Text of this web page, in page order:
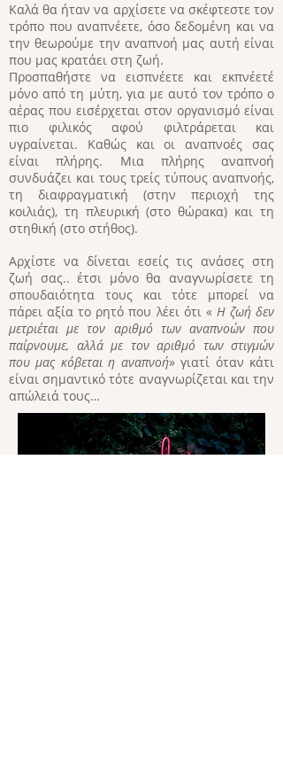
Καλά θα ήταν να αρχίσετε να σκέφτεστε τον
τρόπο που αναπνέετε, όσο δεδομένη και να
την θεωρούμε την αναπνοή μας αυτή είναι
που μας κρατάει στη ζωή.
Προσπαθήστε να εισπνέετε και εκπνέετέ
μόνο από τη μύτη, για με αυτό τον τρόπο ο
αέρας που εισέρχεται στον οργανισμό είναι
πιο φιλικός αφού φιλτράρεται και
υγραίνεται. Καθώς και οι αναπνοές σας
είναι πλήρης. Μια πλήρης αναπνοή
συνδυάζει και τους τρείς τύπους αναπνοής,
τη διαφραγματική (στην περιοχή της
κοιλιάς), τη πλευρική (στο θώρακα) και τη
στηθική (στο στήθος).
Αρχίστε να δίνεται εσείς τις ανάσες στη
ζωή σας.. έτσι μόνο θα αναγνωρίσετε τη
σπουδαιότητα τους και τότε μπορεί να
πάρει αξία το ρητό που λέει ότι « Η ζωή δεν
μετριέται με τον αριθμό των αναπνοών που
παίρνουμε, αλλά με τον αριθμό των στιγμών
που μας κόβεται η αναπνοή» γιατί όταν κάτι
είναι σημαντικό τότε αναγνωρίζεται και την
απώλειά τους…